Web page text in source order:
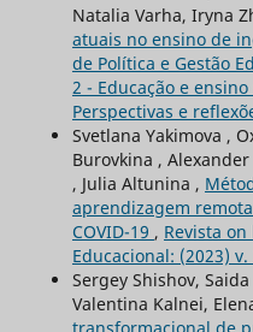
Natalia Varha, Iryna
atuais no ensino de
de Política e Gestão
2 - Educação e
Perspectivas e
Svetlana Yakimova ,
Burovkina ,
, Julia Altunina ,
aprendizagem
COVID-19 , Revista
Educacional: (2023)
Sergey Shishov,
Valentina Kalnei,
transformacional de